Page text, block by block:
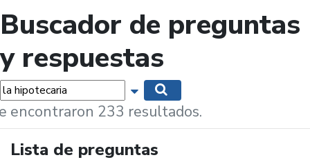
Buscador de preguntas
y respuestas
Mostrar opciones de búsqueda
encontraron 233 resultados.
Lista de preguntas